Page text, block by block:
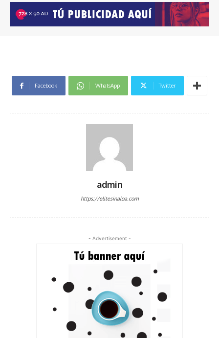
Facebook WhatsApp Twitter
admin
https://elitesinaloa.com
- Advertisement -